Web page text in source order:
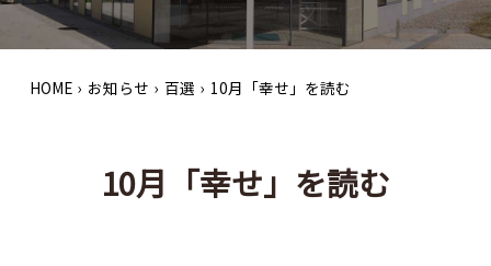
HOME › お知らせ › 百選 › 10月「幸せ」を読む
10月「幸せ」を読む